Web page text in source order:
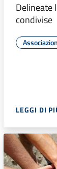
Delineate
condivise
LEGGI DI